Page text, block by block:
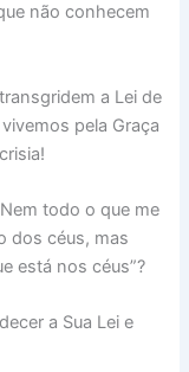
não conhecem
a Lei de
pela Graça
todo o que me
dos céus, mas
está nos céus”?
a Sua Lei e